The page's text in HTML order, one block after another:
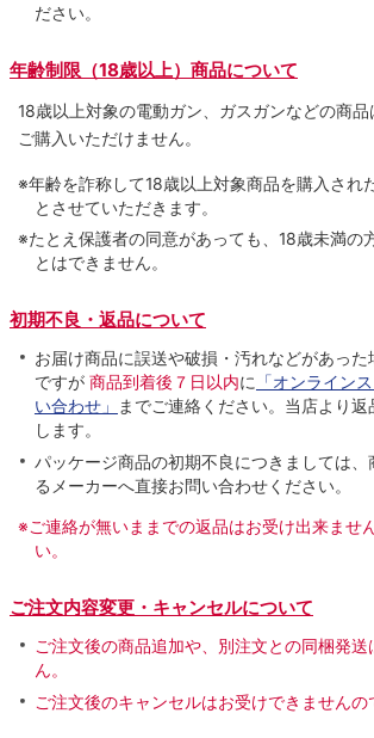
ださい。
年齢制限（18歳以上）商品について
18歳以上対象の電動ガン、ガスガンなどの商
ご購入いただけません。
※年齢を詐称して18歳以上対象商品を購入され
とさせていただきます。
※たとえ保護者の同意があっても、18歳未満の
とはできません。
初期不良・返品について
お届け商品に誤送や破損・汚れなどがあっ
ですが 商品到着後７日以内に 「オンライン
い合わせ」
までご連絡ください。当店より
します。
パッケージ商品の初期不良につきましては
るメーカーへ直接お問い合わせください。
※ご連絡が無いままでの返品はお受け出来ませ
い。
ご注文内容変更・キャンセルについて
ご注文後の商品追加や、別注文との同梱発
ん。
ご注文後のキャンセルはお受けできませんの